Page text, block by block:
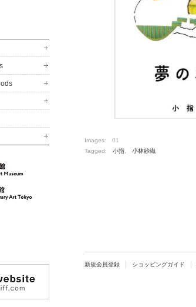
Images: 01
Tagged: 小指 小林紗織
新規会員登録 ショッピングガイド